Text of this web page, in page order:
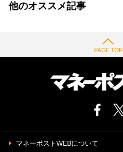
他のオススメ記事
PAGE TOP
マネーポストWEBについて